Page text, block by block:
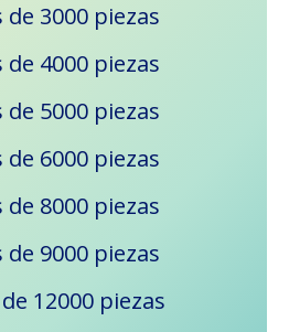
de 3000 piezas
de 4000 piezas
de 5000 piezas
de 6000 piezas
de 8000 piezas
de 9000 piezas
12000 piezas